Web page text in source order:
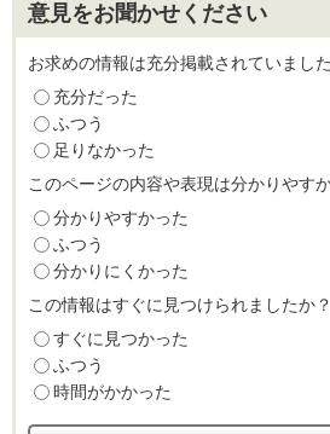
意見をお聞かせください
お求めの情報は充分掲載されていまし
充分だった
ふつう
足りなかった
このページの内容や表現は分かりやす
分かりやすかった
ふつう
分かりにくかった
この情報はすぐに見つけられましたか？
すぐに見つかった
ふつう
時間がかかった